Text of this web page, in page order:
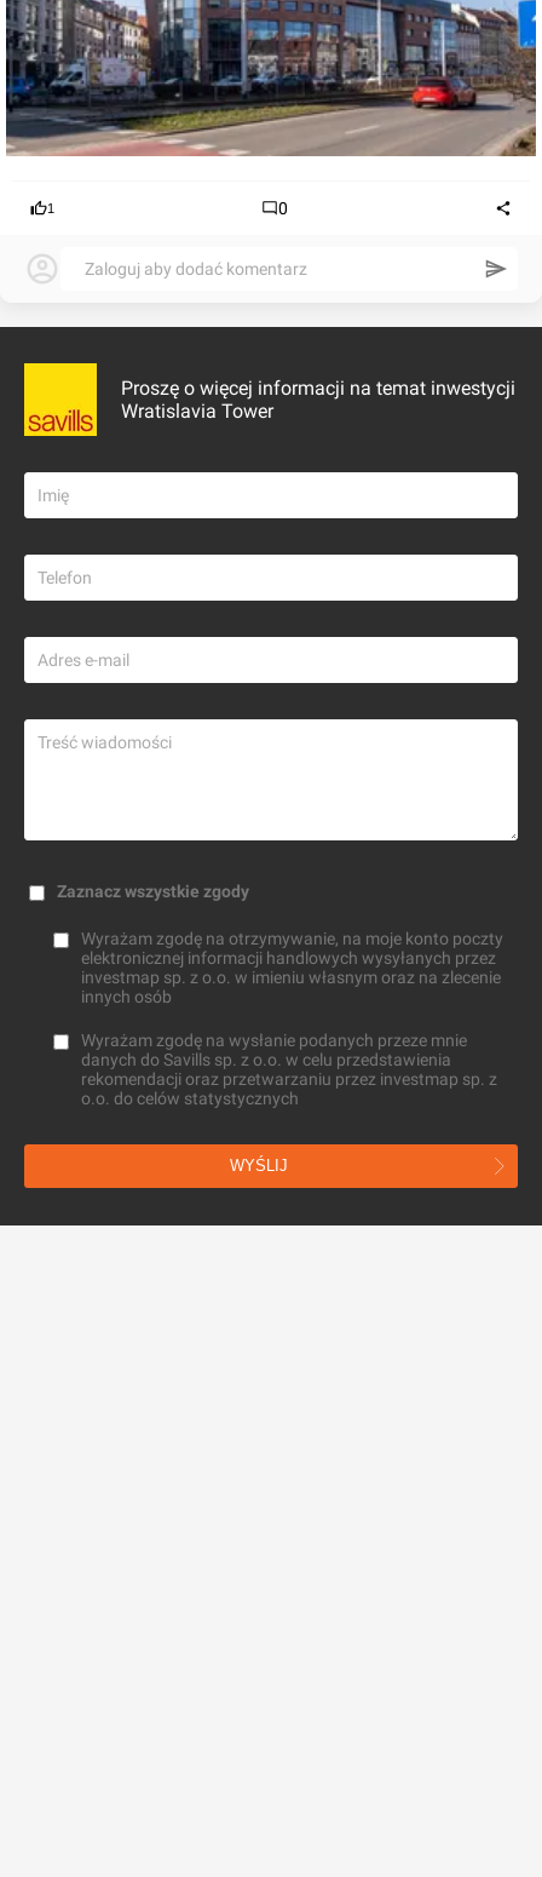
1 0
Zaloguj aby dodać komentarz
Proszę o więcej informacji na temat inwestycji
Wratislavia Tower
Zaznacz wszystkie zgody
Wyrażam zgodę na otrzymywanie, na moje konto poczty
elektronicznej informacji handlowych wysyłanych przez
investmap sp. z o.o. w imieniu własnym oraz na zlecenie
innych osób
Wyrażam zgodę na wysłanie podanych przeze mnie
danych do Savills sp. z o.o. w celu przedstawienia
rekomendacji oraz przetwarzaniu przez investmap sp. z
o.o. do celów statystycznych
WYŚLIJ